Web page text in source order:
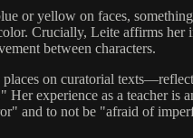
or yellow on faces,
Crucially, Leite affirms
between characters.
on curatorial
experience as a teacher
and to not be "afraid of